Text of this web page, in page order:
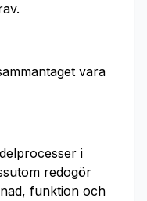
vara
i
redogör
funktion och